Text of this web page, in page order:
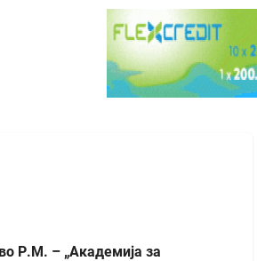
Р.М. – „Академија за